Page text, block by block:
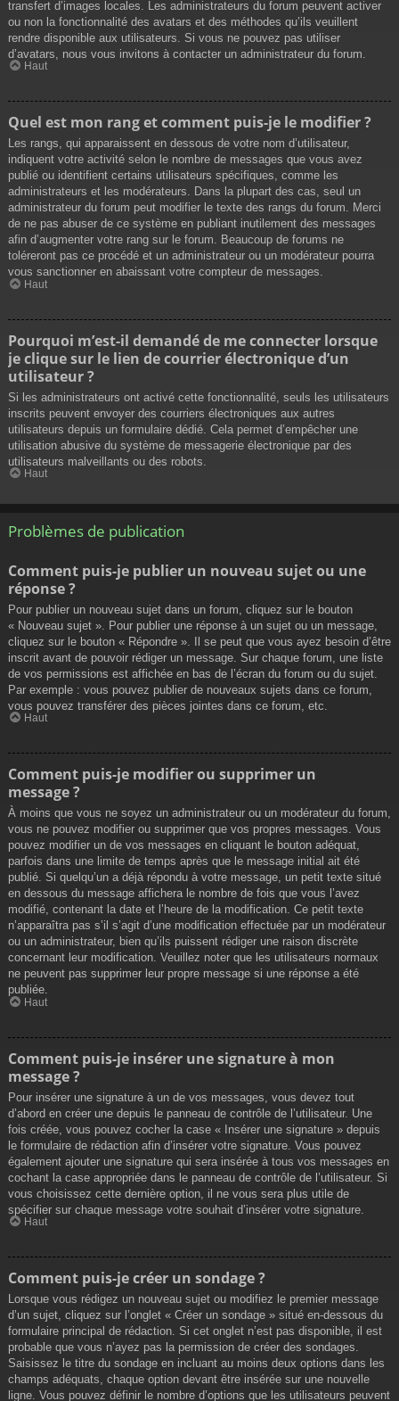
transfert d’images locales. Les administrateurs du forum peuvent activer
ou non la fonctionnalité des avatars et des méthodes qu’ils veuillent
rendre disponible aux utilisateurs. Si vous ne pouvez pas utiliser
d’avatars, nous vous invitons à contacter un administrateur du forum.
Haut
Quel est mon rang et comment puis-je le modifier ?
Les rangs, qui apparaissent en dessous de votre nom d’utilisateur,
indiquent votre activité selon le nombre de messages que vous avez
publié ou identifient certains utilisateurs spécifiques, comme les
administrateurs et les modérateurs. Dans la plupart des cas, seul un
administrateur du forum peut modifier le texte des rangs du forum. Merci
de ne pas abuser de ce système en publiant inutilement des messages
afin d’augmenter votre rang sur le forum. Beaucoup de forums ne
toléreront pas ce procédé et un administrateur ou un modérateur pourra
vous sanctionner en abaissant votre compteur de messages.
Haut
Pourquoi m’est-il demandé de me connecter lorsque
je clique sur le lien de courrier électronique d’un
utilisateur ?
Si les administrateurs ont activé cette fonctionnalité, seuls les utilisateurs
inscrits peuvent envoyer des courriers électroniques aux autres
utilisateurs depuis un formulaire dédié. Cela permet d’empêcher une
utilisation abusive du système de messagerie électronique par des
utilisateurs malveillants ou des robots.
Haut
Problèmes de publication
Comment puis-je publier un nouveau sujet ou une
réponse ?
Pour publier un nouveau sujet dans un forum, cliquez sur le bouton
« Nouveau sujet ». Pour publier une réponse à un sujet ou un message,
cliquez sur le bouton « Répondre ». Il se peut que vous ayez besoin d’être
inscrit avant de pouvoir rédiger un message. Sur chaque forum, une liste
de vos permissions est affichée en bas de l’écran du forum ou du sujet.
Par exemple : vous pouvez publier de nouveaux sujets dans ce forum,
vous pouvez transférer des pièces jointes dans ce forum, etc.
Haut
Comment puis-je modifier ou supprimer un
message ?
À moins que vous ne soyez un administrateur ou un modérateur du forum,
vous ne pouvez modifier ou supprimer que vos propres messages. Vous
pouvez modifier un de vos messages en cliquant le bouton adéquat,
parfois dans une limite de temps après que le message initial ait été
publié. Si quelqu’un a déjà répondu à votre message, un petit texte situé
en dessous du message affichera le nombre de fois que vous l’avez
modifié, contenant la date et l’heure de la modification. Ce petit texte
n’apparaîtra pas s’il s’agit d’une modification effectuée par un modérateur
ou un administrateur, bien qu’ils puissent rédiger une raison discrète
concernant leur modification. Veuillez noter que les utilisateurs normaux
ne peuvent pas supprimer leur propre message si une réponse a été
publiée.
Haut
Comment puis-je insérer une signature à mon
message ?
Pour insérer une signature à un de vos messages, vous devez tout
d’abord en créer une depuis le panneau de contrôle de l’utilisateur. Une
fois créée, vous pouvez cocher la case « Insérer une signature » depuis
le formulaire de rédaction afin d’insérer votre signature. Vous pouvez
également ajouter une signature qui sera insérée à tous vos messages en
cochant la case appropriée dans le panneau de contrôle de l’utilisateur. Si
vous choisissez cette dernière option, il ne vous sera plus utile de
spécifier sur chaque message votre souhait d’insérer votre signature.
Haut
Comment puis-je créer un sondage ?
Lorsque vous rédigez un nouveau sujet ou modifiez le premier message
d’un sujet, cliquez sur l’onglet « Créer un sondage » situé en-dessous du
formulaire principal de rédaction. Si cet onglet n’est pas disponible, il est
probable que vous n’ayez pas la permission de créer des sondages.
Saisissez le titre du sondage en incluant au moins deux options dans les
champs adéquats, chaque option devant être insérée sur une nouvelle
ligne. Vous pouvez définir le nombre d’options que les utilisateurs peuvent